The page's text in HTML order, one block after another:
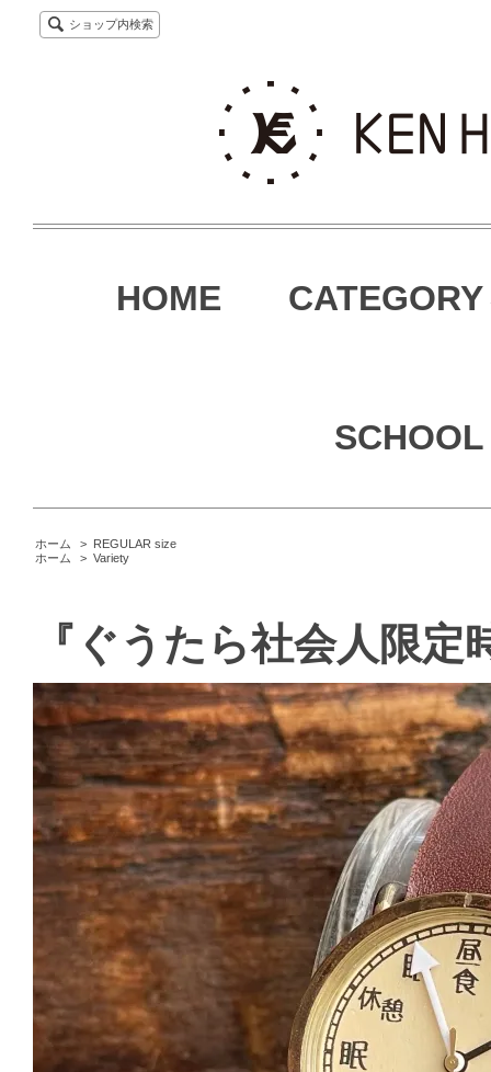
ショップ内検索
HOME CATEGORY
SCHOOL
ホーム > REGULAR size
ホーム
> Variety
『ぐうたら社会人限